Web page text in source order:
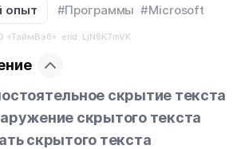
опыт #Программы #Microsoft
«ТаймВэб». erid: LjN8K7mVK
скрытие текста
скрытого текста
скрытого текста